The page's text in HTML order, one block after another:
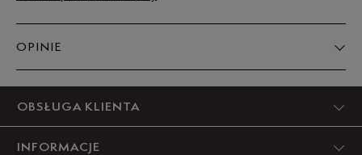
OPINIE
OBSŁUGA KLIENTA
INFORMACJE